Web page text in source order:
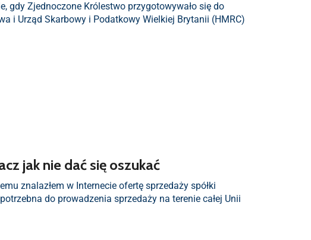
gdy Zjednoczone Królestwo przygotowywało się do
i Urząd Skarbowy i Podatkowy Wielkiej Brytanii (HMRC)
jak nie dać się oszukać
znalazłem w Internecie ofertę sprzedaży spółki
do prowadzenia sprzedaży na terenie całej Unii